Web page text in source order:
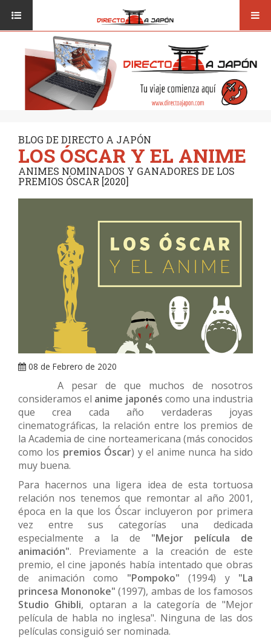
CONSEJOS
DESTINOS
RESTAURANTES
ISI JAPANESE LANGUAGE SCHOOL
BLOG DE DIRECTO A JAPÓN
LOS ÓSCAR Y EL ANIME
ANIMES NOMINADOS Y GANADORES DE LOS
PREMIOS ÓSCAR [2020]
08 de Febrero de 2020
A pesar de que muchos de nosotros
consideramos el anime japonés como una industria
que crea cada año verdaderas joyas
cinematográficas, la relación entre los premios de
la Academia de cine norteamericana (más conocidos
como los premios Óscar) y el anime nunca ha sido
muy buena.
Para hacernos una ligera idea de esta tortuosa
relación nos tenemos que remontar al año 2001,
época en la que los Óscar incluyeron por primera
vez entre sus categorías una dedicada
especialmente a la de "Mejor película de
animación". Previamente a la creación de este
premio, el cine japonés había intentado que obras
de animación como "Pompoko" (1994) y "La
princesa Mononoke" (1997), ambas de los famosos
Studio Ghibli, optaran a la categoría de "Mejor
película de habla no inglesa". Ninguna de las dos
películas consiguió ser nominada.
VIAJAR A JAPÓN
VUELOS
TRANSPORTE
DESTINOS
RUTAS / MAPAS
CULTURA
RESTAURANTES
SEGUROS